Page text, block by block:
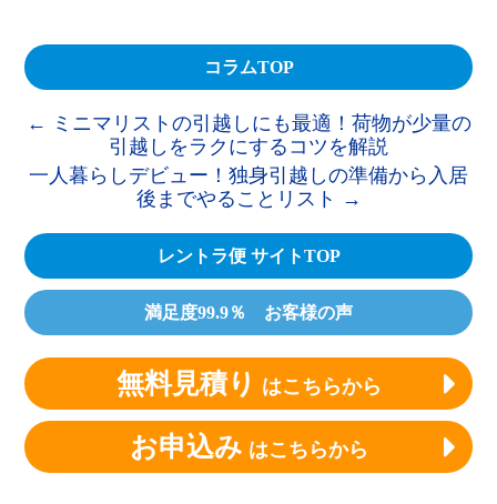
コラムTOP
← ミニマリストの引越しにも最適！荷物が少量の
引越しをラクにするコツを解説
一人暮らしデビュー！独身引越しの準備から入居
後までやることリスト →
レントラ便 サイトTOP
満足度99.9％ お客様の声
無料見積り はこちらから
お申込み はこちらから